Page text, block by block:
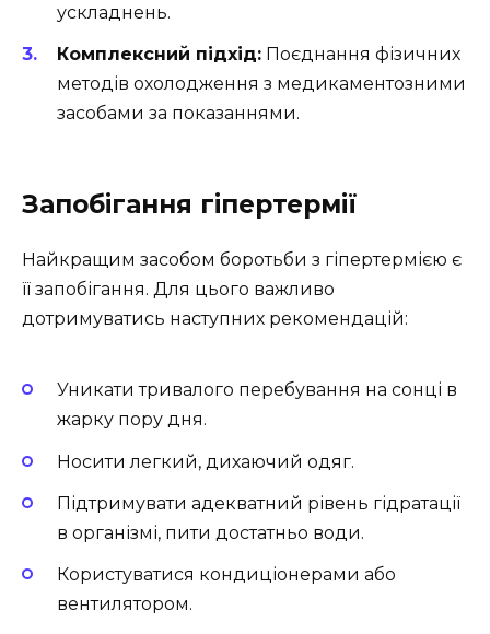
ускладнень.
Комплексний підхід: Поєднання фізичних
методів охолодження з медикаментозними
засобами за показаннями.
Запобігання гіпертермії
Найкращим засобом боротьби з гіпертермією є
її запобігання. Для цього важливо
дотримуватись наступних рекомендацій:
Уникати тривалого перебування на сонці в
жарку пору дня.
Носити легкий, дихаючий одяг.
Підтримувати адекватний рівень гідратації
в організмі, пити достатньо води.
Користуватися кондиціонерами або
вентилятором.